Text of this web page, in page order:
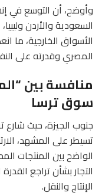
وأوضح، أن التوسع في
السعودية والأردن
الأسواق الخارجية، ما
المصري وقدرته على
منافسة بين
سوق ترسا
جنوب الجيزة، حيث شارع
تسيطر على المشهد،
الواضح بين المنتجات
التجار بشأن تراجع
الإنتاج والنقل.